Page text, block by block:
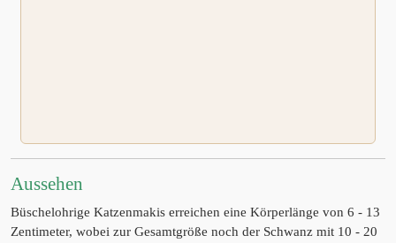
Aussehen
Büschelohrige Katzenmakis erreichen eine Körperlänge von 6 - 13
Zentimeter, wobei zur Gesamtgröße noch der Schwanz mit 10 - 20